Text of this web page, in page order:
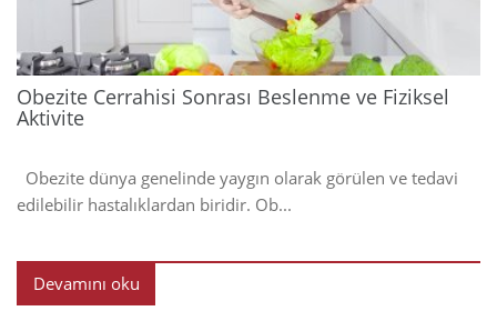
Obezite Cerrahisi Sonrası Beslenme ve Fiziksel
Aktivite
Obezite dünya genelinde yaygın olarak görülen ve tedavi
edilebilir hastalıklardan biridir. Ob...
Devamını oku